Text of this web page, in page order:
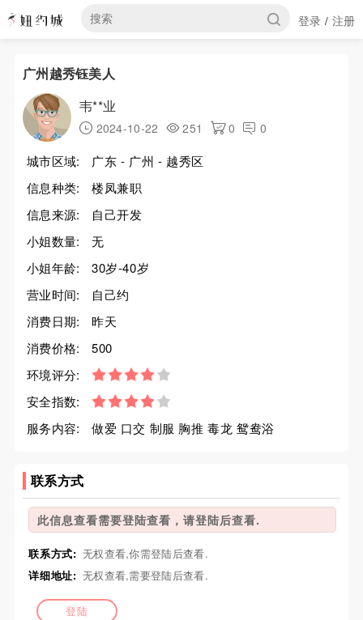
登录 / 注册
广州越秀钰美人
韦**业
2024-10-22 251 0 0
城市区域:
广东 - 广州 - 越秀区
信息种类:
楼凤兼职
信息来源:
自己开发
小姐数量:
无
小姐年龄:
30岁-40岁
营业时间:
自己约
消费日期:
昨天
消费价格:
500
环境评分:
安全指数:
服务内容:
做爱 口交 制服 胸推 毒龙 鸳鸯浴
联系方式
此信息查看需要登陆查看，请登陆后查看.
联系方式: 无权查看,你需登陆后查看.
详细地址: 无权查看,需要登陆后查看.
登陆